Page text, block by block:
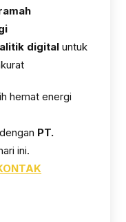
digital untuk
hemat energi
PT.
ini.